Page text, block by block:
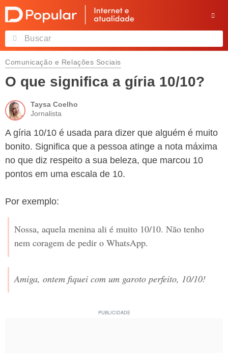
Comunicação e Relações Sociais
O que significa a gíria 10/10?
Taysa Coelho
Jornalista
A gíria 10/10 é usada para dizer que alguém é muito
bonito. Significa que a pessoa atinge a nota máxima
no que diz respeito a sua beleza, que marcou 10
pontos em uma escala de 10.
Por exemplo:
Nossa, aquela menina ali é muito 10/10. Não tenho
nem coragem de pedir o WhatsApp.
Amiga, ontem fiquei com um garoto perfeito, 10/10!